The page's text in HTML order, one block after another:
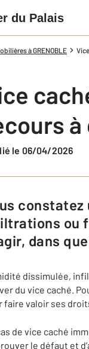
du Palais
à GRENOBLE
le 06/04/2026
ou
dans
dissimulée,
du vice caché.
faire valoir ses
de vice caché
le défaut et